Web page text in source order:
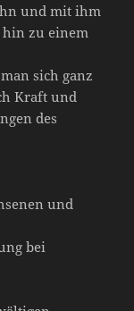
und mit ihm
zu einem
sich ganz
Kraft und
des
und
bei